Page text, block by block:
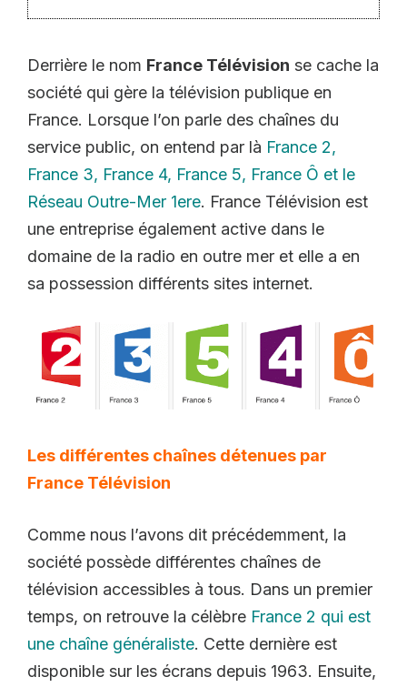
Derrière le nom France Télévision se cache la
société qui gère la télévision publique en
France. Lorsque l’on parle des chaînes du
service public, on entend par là France 2,
France 3, France 4, France 5, France Ô et le
Réseau Outre-Mer 1ere. France Télévision est
une entreprise également active dans le
domaine de la radio en outre mer et elle a en
sa possession différents sites internet.
Les différentes chaînes détenues par
France Télévision
Comme nous l’avons dit précédemment, la
société possède différentes chaînes de
télévision accessibles à tous. Dans un premier
temps, on retrouve la célèbre France 2 qui est
une chaîne généraliste. Cette dernière est
disponible sur les écrans depuis 1963. Ensuite,